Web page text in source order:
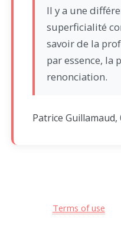
Il y a une
superficialité
savoir de la
par essence, la
renonciation.
Patrice
Terms of use